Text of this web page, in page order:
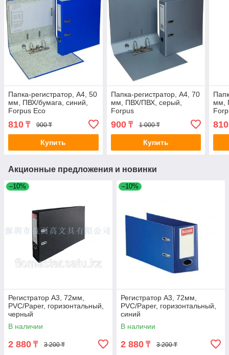
Папка-регистратор, А4, 50
мм, ПВХ/бумага, синий,
Forpus Eco
810 ₸ 900 ₸
Купить
Папка-регистратор, А4, 70
мм, ПВХ/ПВХ, серый,
Forpus
900₸ 1 000 ₸
Купить
мм,
810
Акционные предложения и новинки
–10%
Регистратор A3, 72мм,
PVC/Paper, горизонтальный,
черный
В наличии
2 880 ₸ 3 200 ₸
–10%
Регистратор A3, 72мм,
PVC/Paper, горизонтальный,
синий
В наличии
2 880 ₸ 3 200 ₸